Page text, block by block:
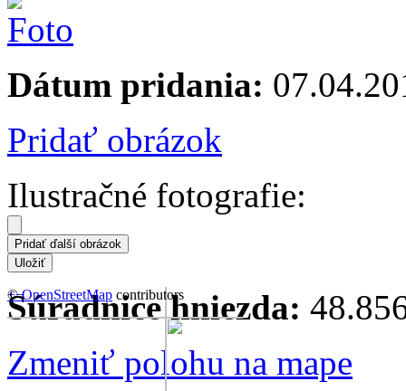
Dátum pridania:
Pridať obrázok
Ilustračné fotografie:
+−
©OpenStreetMap contributors
Súradnice hniezda:
Zmeniť polohu na mape